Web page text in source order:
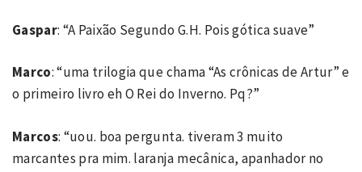
Gaspar: “A Paixão Segundo G.H. Pois gótica suave”
Marco: “uma trilogia que chama “As crônicas de Artur” e
o primeiro livro eh O Rei do Inverno. Pq?”
Marcos: “uou. boa pergunta. tiveram 3 muito
marcantes pra mim. laranja mecânica, apanhador no